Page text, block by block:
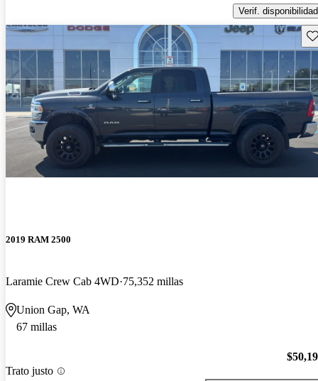
Verif. disponibilidad
2019 RAM 2500
Laramie Crew Cab 4WD 75,352 millas
Union Gap, WA
67 millas
Trato justo